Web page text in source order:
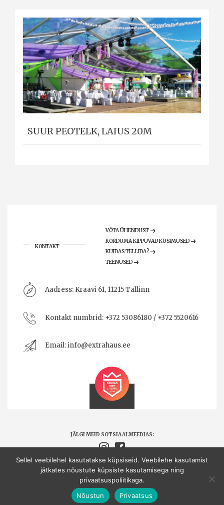
SUUR PEOTELK, LAIUS 20M
KONTAKT
VÕTA ÜHENDUST
KORDUMA KIPPUVAD KÜSIMUSED
KUIDAS TELLIDA?
TEENUSED
Aadress: Kraavi 61, 11215 Tallinn
Kontakt numbrid: +372 53086180 / +372 5520616
Email:info@extrahaus.ee
Extrahaus OÜ © Kõik õigused kaitstud.
JÄLGI MEID SOTSIAALMEEDIAS:
Made byCAMO
Sellel veebilehel kasutatakse küpsiseid. Veebilehe kasutamist
jätkates nõustute küpsiste kasutamisega ning
privaatsuspoliitikaga.
Nõustun
Privaatsus